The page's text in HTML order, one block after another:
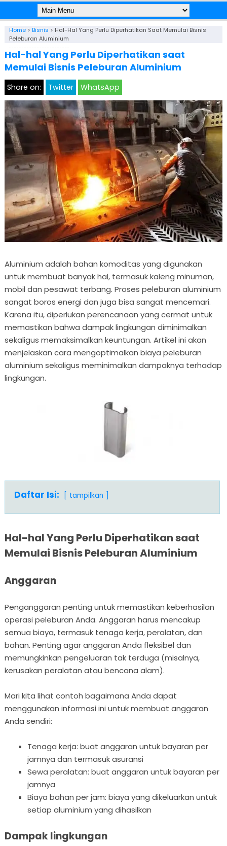
Home> Bisnis > Hal-Hal Yang Perlu Diperhatikan Saat Memulai Bisnis
Peleburan Aluminium
Hal-hal Yang Perlu Diperhatikan saat
Memulai Bisnis Peleburan Aluminium
Share on: Twitter WhatsApp
Aluminium adalah bahan komoditas yang digunakan
untuk membuat banyak hal, termasuk kaleng minuman,
mobil dan pesawat terbang. Proses peleburan aluminium
sangat boros energi dan juga bisa sangat mencemari.
Karena itu, diperlukan perencanaan yang cermat untuk
memastikan bahwa dampak lingkungan diminimalkan
sekaligus memaksimalkan keuntungan. Artikel ini akan
menjelaskan cara mengoptimalkan biaya peleburan
aluminium sekaligus meminimalkan dampaknya terhadap
lingkungan.
Daftar Isi: tampilkan
Hal-hal Yang Perlu Diperhatikan saat
Memulai Bisnis Peleburan Aluminium
Anggaran
Penganggaran penting untuk memastikan keberhasilan
operasi peleburan Anda. Anggaran harus mencakup
semua biaya, termasuk tenaga kerja, peralatan, dan
bahan. Penting agar anggaran Anda fleksibel dan
memungkinkan pengeluaran tak terduga (misalnya,
kerusakan peralatan atau bencana alam).
Mari kita lihat contoh bagaimana Anda dapat
menggunakan informasi ini untuk membuat anggaran
Anda sendiri:
Tenaga kerja: buat anggaran untuk bayaran per
jamnya dan termasuk asuransi
Sewa peralatan: buat anggaran untuk bayaran per
jamnya
Biaya bahan per jam: biaya yang dikeluarkan untuk
setiap aluminium yang dihasilkan
Dampak lingkungan